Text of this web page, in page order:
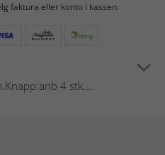
faktura eller konto i kassen.
4 stk....